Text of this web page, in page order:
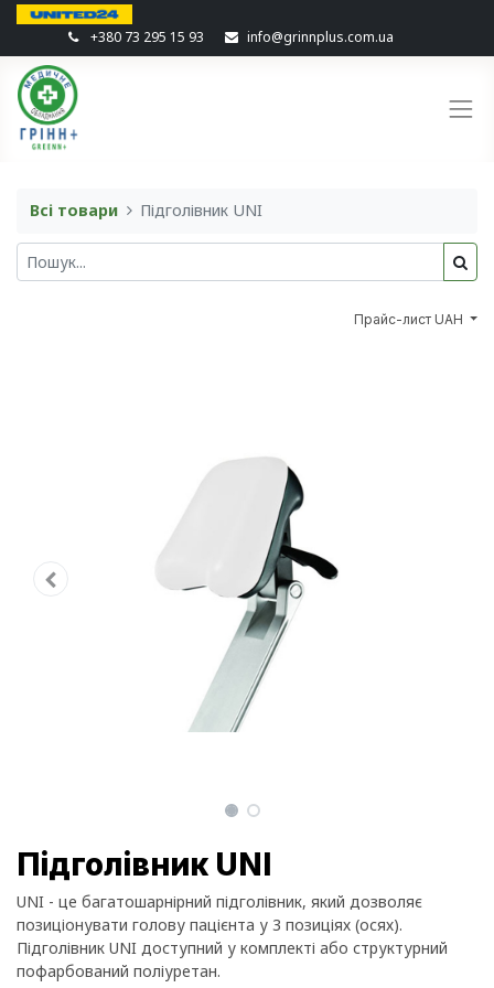
+380 73 295 15 93 info@grinnplus.com.ua
Всі товари Підголівник UNI
Прайс-лист UAH
Підголівник UNI
UNI - це багатошарнірний підголівник, який дозволяє
позиціонувати голову пацієнта у 3 позиціях (осях).
Підголівник UNI доступний у комплекті або структурний
пофарбований поліуретан.